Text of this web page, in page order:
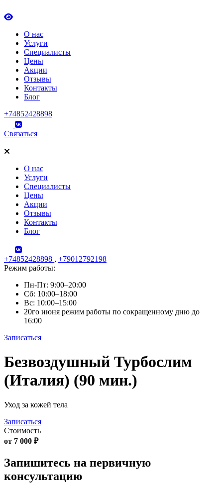
О нас
Услуги
Специалисты
Цены
Акции
Отзывы
Контакты
Блог
+74852428898
Связаться
О нас
Услуги
Специалисты
Цены
Акции
Отзывы
Контакты
Блог
+74852428898 , +79012792198
Режим работы:
Пн-Пт: 9:00–20:00
Сб: 10:00–18:00
Вс: 10:00–15:00
20го июня режим работы по сокращенному дню до
16:00
Записаться
Skip
to
content
Безвоздушный Турбослим
(Италия) (90 мин.)
Уход за кожей тела
Записаться
Стоимость
от 7 000 ₽
Запишитесь на первичную
консультацию